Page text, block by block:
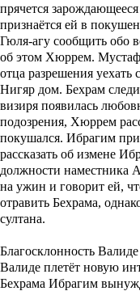
прячется
признаётся ей в
Гюля-агу сообщить обо
об этом Хюррем.
отца разрешения
Нигяр дом. Бехрам
визиря появилась
подозрения, Хюррем
покушался. Ибрагим
рассказать об измене
должности наместника
на ужин и говорит ей,
отравить Бехрама,
султана.
Благосклонность
Валиде плетёт новую
Бехрама Ибрагим